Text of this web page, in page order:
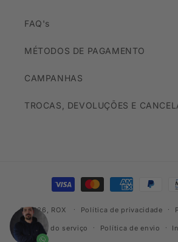
FAQ's
MÉTODOS DE PAGAMENTO
CAMPANHAS
TROCAS, DEVOLUÇÕES E
Métodos
de
pagamento
© 2026, ROX Política de privacidade
Termos do serviço Política de envio